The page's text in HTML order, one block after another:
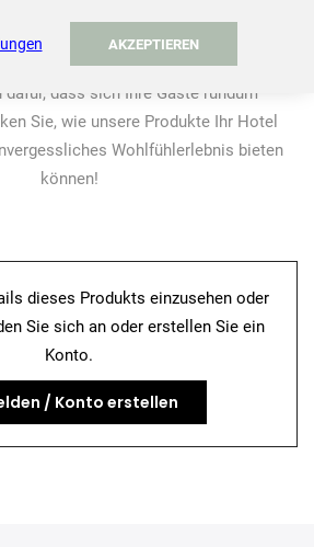
die Körperpflege angeht. Mit unseren
Sie Ihrem Hotelbad eine luxuriöse
dass sich Ihre Gäste rundum
Sie, wie unsere Produkte Ihr Hotel
Wohlfühlerlebnis bieten
können!
dieses Produkts einzusehen oder
Sie sich an oder erstellen Sie ein
Konto.
/ Konto erstellen
AKZEPTIEREN